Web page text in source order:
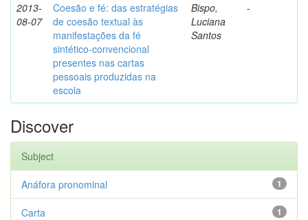
2013-
08-07
Coesão e fé: das estratégias
de coesão textual às
manifestações da fé
sintético-convencional
presentes nas cartas
pessoais produzidas na
escola
Bispo,
Luciana
Santos
-
Discover
Subject
1
Anáfora pronominal
1
Carta